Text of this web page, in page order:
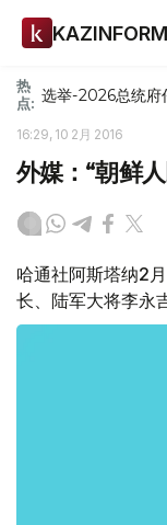
KAZINFORM
热
点: 选举-2026总统府
16:29, 10 2月 2016
外媒：“朝鲜
哈通社阿斯塔纳2
长、陆军大将李永